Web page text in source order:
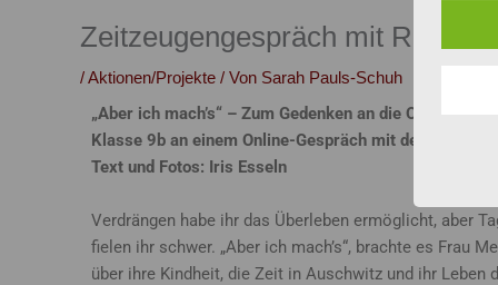
Zeitzeugengespräch mit Ruth
/Aktionen/Projekte / Von Sarah Pauls-Schuh
„Aber ich mach’s“ – Zum Gedenken an die Opfer des
Klasse 9b an einem Online-Gespräch mit der
Text und Fotos: Iris Esseln
Verdrängen habe ihr das Überleben ermöglicht, aber
fielen ihr schwer. „Aber ich mach’s“, brachte es Frau
über ihre Kindheit, die Zeit in Auschwitz und ihr Leben